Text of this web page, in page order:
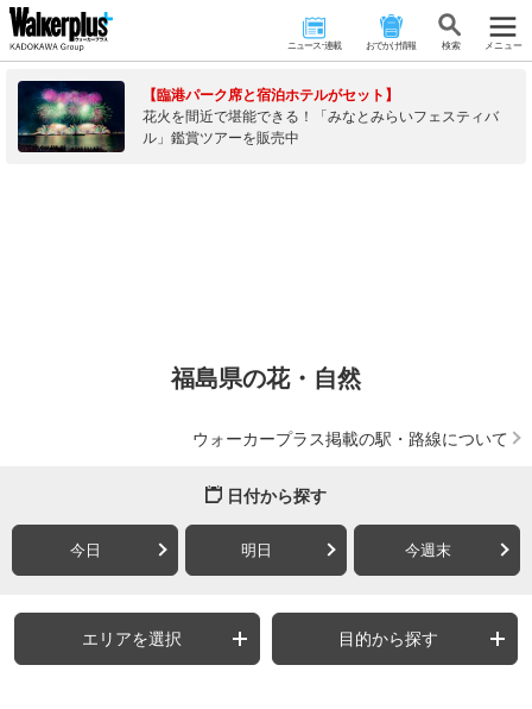
ニュース･連載 おでかけ情報 検 索 メニュー
【臨港パーク席と宿泊ホテルがセット】
花火を間近で堪能できる！「みなとみらいフェスティバ
ル」鑑賞ツアーを販売中
福島県の花・自然
ウォーカープラス掲載の駅・路線について
日付から探す
今日 明日 今週末
エリアを選択 目的から探す